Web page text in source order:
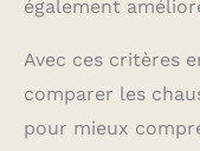
également
Avec ces critères
comparer les
pour mieux